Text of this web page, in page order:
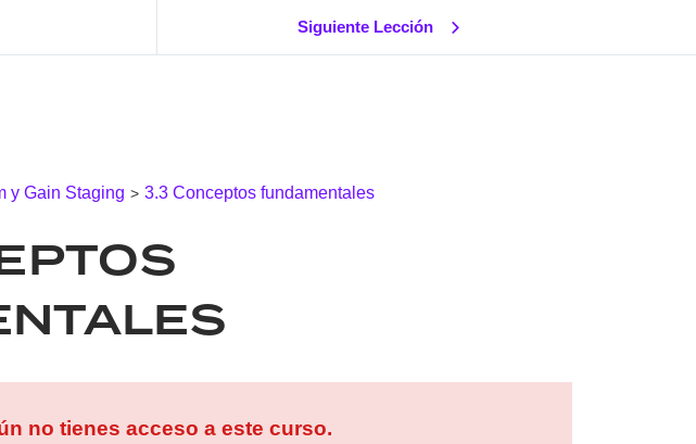
Siguiente Lección
y Gain Staging 3.3 Conceptos fundamentales
no tienes acceso a este curso.